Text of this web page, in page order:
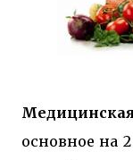
основное на